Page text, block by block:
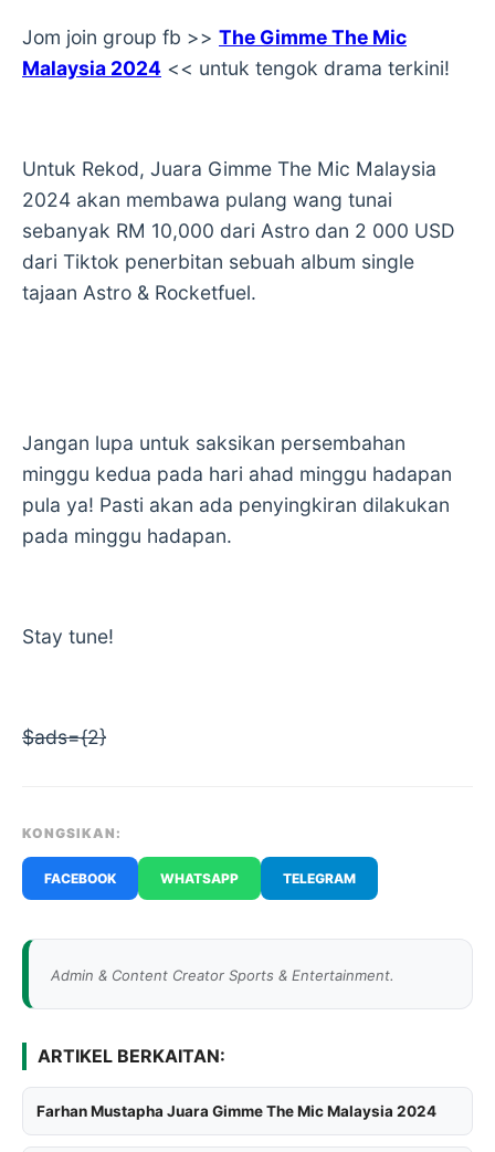
Jom join group fb >> The Gimme The Mic
Malaysia 2024 << untuk tengok drama terkini!
Untuk Rekod, Juara Gimme The Mic Malaysia
2024 akan membawa pulang wang tunai
sebanyak RM 10,000 dari Astro dan 2 000 USD
dari Tiktok penerbitan sebuah album single
tajaan Astro & Rocketfuel.
Jangan lupa untuk saksikan persembahan
minggu kedua pada hari ahad minggu hadapan
pula ya! Pasti akan ada penyingkiran dilakukan
pada minggu hadapan.
Stay tune!
$ads={2}
KONGSIKAN:
FACEBOOK WHATSAPP TELEGRAM
Admin & Content Creator Sports & Entertainment.
ARTIKEL BERKAITAN:
Farhan Mustapha Juara Gimme The Mic Malaysia 2024